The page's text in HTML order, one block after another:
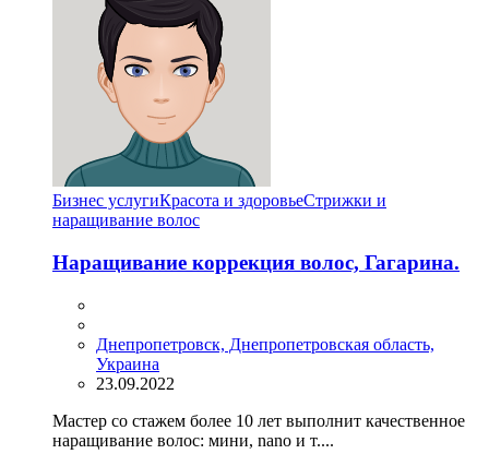
Бизнес услугиКрасота и здоровьеСтрижки и
наращивание волос
Наращивание коррекция волос, Гагарина.
Днепропетровск, Днепропетровская область,
Украина
23.09.2022
Мастер со стажем более 10 лет выполнит качественное
наращивание волос: мини, nano и т....